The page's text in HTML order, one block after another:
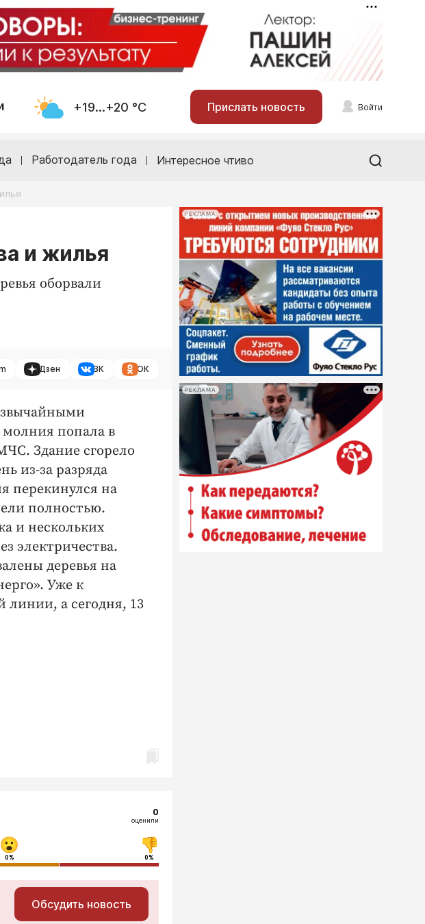
+19...+20 °С Прислать новость Войти
Работодатель года Интересное чтиво
и жилья
оборвали
Дзен ВК ОК
попала в
Здание сгорело
из-за разряда
перекинулся на
полностью.
и нескольких
электричества.
деревья на
Уже к
линии, а сегодня, 13
РЕКЛАМА
РЕКЛАМА
0
оценили
0% 0%
Обсудить новость